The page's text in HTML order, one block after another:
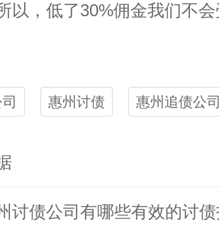
以，低了30%佣金我们不会
惠州讨债 惠州追债公司
讨债公司有哪些有效的讨